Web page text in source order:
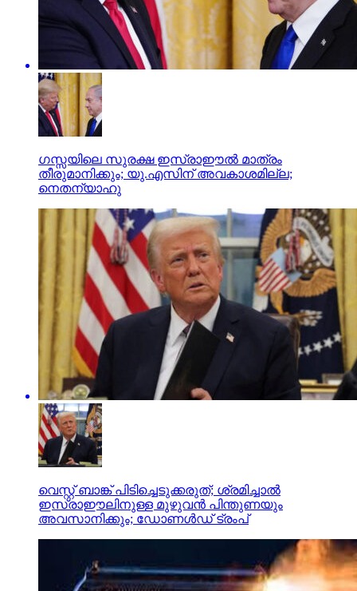
ഗസ്സയിലെ സുരക്ഷ ഇസ്രാഈല്‍ മാത്രം
തീരുമാനിക്കും; യു.എസിന് അവകാശമില്ല;
നെതന്യാഹു
വെസ്റ്റ് ബാങ്ക് പിടിച്ചെടുക്കരുത്; ശ്രമിച്ചാല്‍
ഇസ്രാഈലിനുള്ള മുഴുവന്‍ പിന്തുണയും
അവസാനിക്കും; ഡോണള്‍ഡ് ട്രംപ്